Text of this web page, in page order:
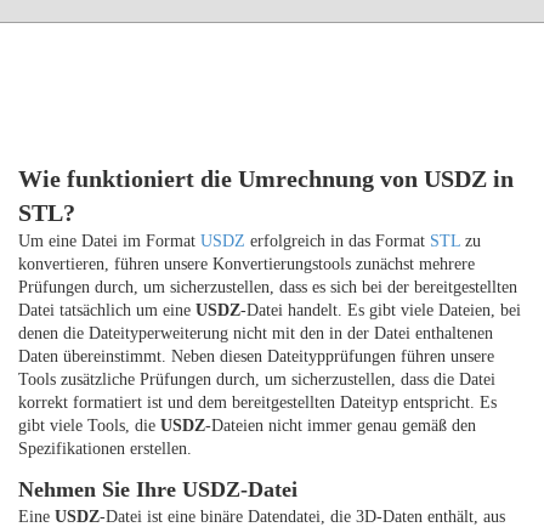
Wie funktioniert die Umrechnung von USDZ in
STL?
Um eine Datei im Format USDZ erfolgreich in das Format STL zu
konvertieren, führen unsere Konvertierungstools zunächst mehrere
Prüfungen durch, um sicherzustellen, dass es sich bei der bereitgestellten
Datei tatsächlich um eine USDZ-Datei handelt. Es gibt viele Dateien, bei
denen die Dateityperweiterung nicht mit den in der Datei enthaltenen
Daten übereinstimmt. Neben diesen Dateitypprüfungen führen unsere
Tools zusätzliche Prüfungen durch, um sicherzustellen, dass die Datei
korrekt formatiert ist und dem bereitgestellten Dateityp entspricht. Es
gibt viele Tools, die USDZ-Dateien nicht immer genau gemäß den
Spezifikationen erstellen.
Nehmen Sie Ihre USDZ-Datei
Eine USDZ-Datei ist eine binäre Datendatei, die 3D-Daten enthält, aus